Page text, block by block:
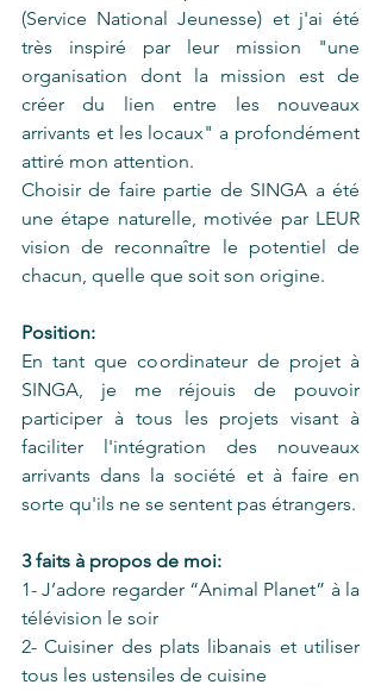
(Service National Jeunesse) et j'ai été
très inspiré par leur mission "une
organisation dont la mission est de
créer du lien entre les nouveaux
arrivants et les locaux" a profondément
attiré mon attention.
Choisir de faire partie de SINGA a été
une étape naturelle, motivée par LEUR
vision de reconnaître le potentiel de
chacun, quelle que soit son origine.
Position:
En tant que coordinateur de projet à
SINGA, je me réjouis de pouvoir
participer à tous les projets visant à
faciliter l'intégration des nouveaux
arrivants dans la société et à faire en
sorte qu'ils ne se sentent pas étrangers.
3 faits à propos de moi:
1- J’adore regarder “Animal Planet” à la
télévision le soir
2- Cuisiner des plats libanais et utiliser
tous les ustensiles de cuisine